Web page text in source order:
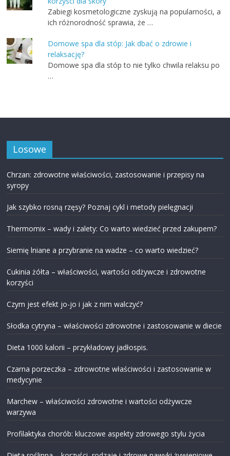
Zabiegi kosmetologiczne zyskują na popularności, a
ich różnorodność sprawia, że …
Domowe spa dla stóp: Jak dbać o zdrowie i
relaksację?
Domowe spa dla stóp to nie tylko chwila relaksu po
…
Losowe
Chrzan: zdrowotne właściwości, zastosowanie i przepisy na
syropy
Jak szybko rosną rzęsy? Poznaj cykl i metody pielęgnacji
Thermomix – wady i zalety: Co warto wiedzieć przed zakupem?
Siemię lniane a przybranie na wadze – co warto wiedzieć?
Cukinia żółta – właściwości, wartości odżywcze i zdrowotne
korzyści
Czym jest efekt jo-jo i jak z nim walczyć?
Słodka cytryna – właściwości zdrowotne i zastosowanie w diecie
Dieta 1000 kalorii – przykładowy jadłospis.
Czarna porzeczka – zdrowotne właściwości i zastosowanie w
medycynie
Marchew – właściwości zdrowotne i wartości odżywcze
warzywa
Profilaktyka chorób: kluczowe aspekty zdrowego stylu życia